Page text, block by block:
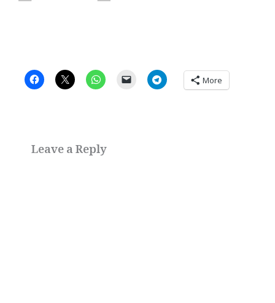
More
Leave a Reply